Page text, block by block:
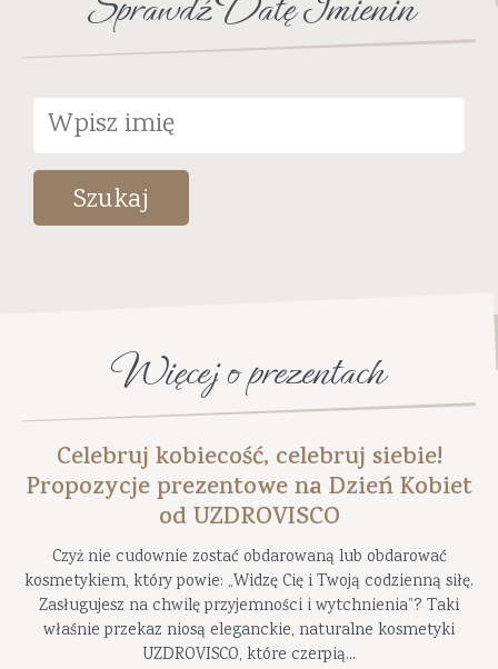
Szukaj
Więcej o prezentach
Celebruj kobiecość, celebruj siebie!
Propozycje prezentowe na Dzień Kobiet
od UZDROVISCO
Czyż nie cudownie zostać obdarowaną lub obdarować
kosmetykiem, który powie: „Widzę Cię i Twoją codzienną siłę.
Zasługujesz na chwilę przyjemności i wytchnienia”? Taki
właśnie przekaz niosą eleganckie, naturalne kosmetyki
UZDROVISCO, które czerpią...